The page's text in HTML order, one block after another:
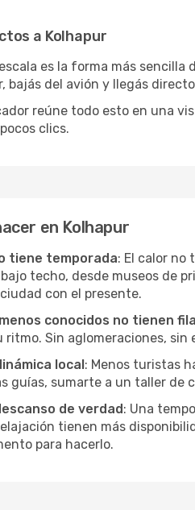
a Kolhapur
es la forma más
bajás del avión y llegás
reúne todo esto en una
clics.
en Kolhapur
tiene temporada: El calor no
techo, desde museos de
con el presente.
conocidos no tienen fila
Sin aglomeraciones, sin
local: Menos turistas
guías, sumarte a un taller de
de verdad: Una
tienen más
para hacerlo.